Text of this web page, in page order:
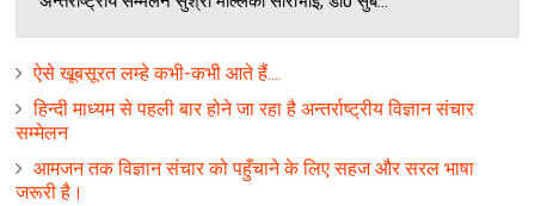
ऐसे खूबसूरत लम्‍हे कभी-कभी आते हैं....
हिन्‍दी माध्‍यम से पहली बार होने जा रहा है अन्‍तर्राष्‍ट्रीय विज्ञान संचार
सम्‍मेलन
आमजन तक विज्ञान संचार को पहुँचाने के लिए सहज और सरल भाषा
जरूरी है।